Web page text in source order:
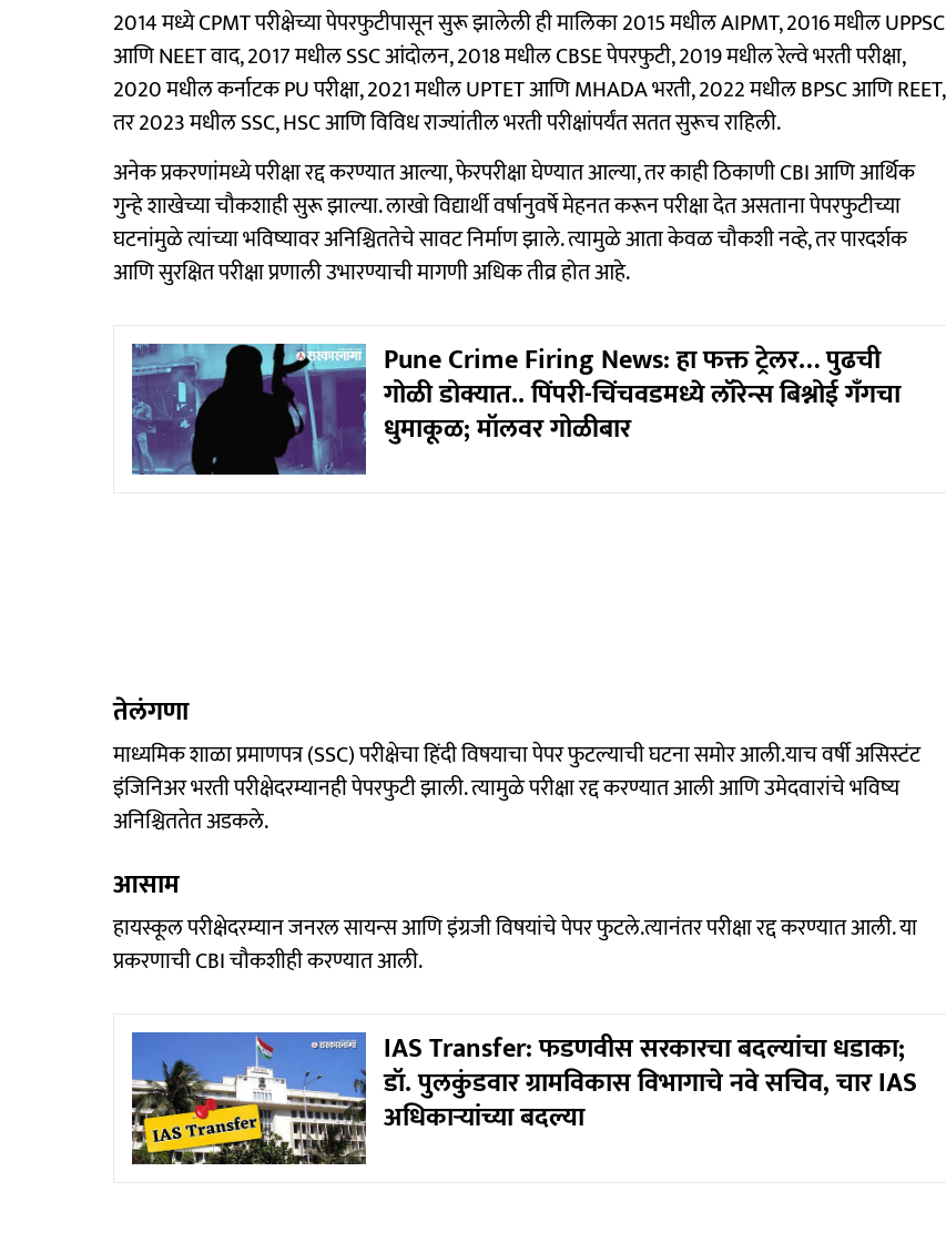
2014 मध्ये CPMT परीक्षेच्या पेपरफुटीपासून सुरू झालेली ही मालिका 2015 मधील AIPMT, 2016 मधील UPPSC
आणि NEET वाद, 2017 मधील SSC आंदोलन, 2018 मधील CBSE पेपरफुटी, 2019 मधील रेल्वे भरती परीक्षा,
2020 मधील कर्नाटक PU परीक्षा, 2021 मधील UPTET आणि MHADA भरती, 2022 मधील BPSC आणि REET,
तर 2023 मधील SSC, HSC आणि विविध राज्यांतील भरती परीक्षांपर्यंत सतत सुरूच राहिली.
अनेक प्रकरणांमध्ये परीक्षा रद्द करण्यात आल्या, फेरपरीक्षा घेण्यात आल्या, तर काही ठिकाणी CBI आणि आर्थिक
गुन्हे शाखेच्या चौकशाही सुरू झाल्या. लाखो विद्यार्थी वर्षानुवर्षे मेहनत करून परीक्षा देत असताना पेपरफुटीच्या
घटनांमुळे त्यांच्या भविष्यावर अनिश्चिततेचे सावट निर्माण झाले. त्यामुळे आता केवळ चौकशी नव्हे, तर पारदर्शक
आणि सुरक्षित परीक्षा प्रणाली उभारण्याची मागणी अधिक तीव्र होत आहे.
Pune Crime Firing News: हा फक्त ट्रेलर… पुढची
गोळी डोक्यात.. पिंपरी-चिंचवडमध्ये लॉरेन्स बिश्नोई गँगचा
धुमाकूळ; मॉलवर गोळीबार
तेलंगणा
माध्यमिक शाळा प्रमाणपत्र (SSC) परीक्षेचा हिंदी विषयाचा पेपर फुटल्याची घटना समोर आली.याच वर्षी असिस्टंट
इंजिनिअर भरती परीक्षेदरम्यानही पेपरफुटी झाली. त्यामुळे परीक्षा रद्द करण्यात आली आणि उमेदवारांचे भविष्य
अनिश्चिततेत अडकले.
आसाम
हायस्कूल परीक्षेदरम्यान जनरल सायन्स आणि इंग्रजी विषयांचे पेपर फुटले.त्यानंतर परीक्षा रद्द करण्यात आली. या
प्रकरणाची CBI चौकशीही करण्यात आली.
IAS Transfer: फडणवीस सरकारचा बदल्यांचा धडाका;
डॉ. पुलकुंडवार ग्रामविकास विभागाचे नवे सचिव, चार IAS
अधिकाऱ्यांच्या बदल्या